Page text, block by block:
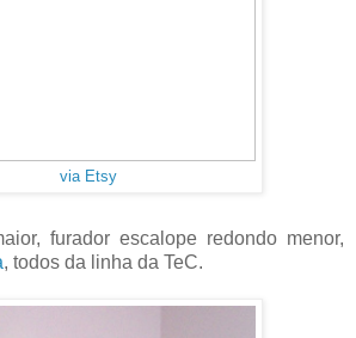
via Etsy
furador escalope redondo menor,
, todos da linha da TeC.